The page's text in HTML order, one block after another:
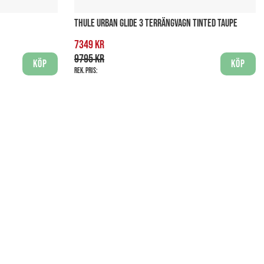
Köp
THULE URBAN GLIDE 3 TERRÄNGVAGN TINTED TAUPE
7349 kr
9795 kr
Rek. pris:
Köp